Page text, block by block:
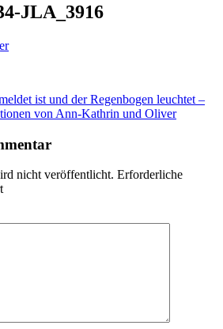
JLA_3916
ist und der Regenbogen leuchtet –
von Ann-Kathrin und Oliver
nicht veröffentlicht. Erforderliche